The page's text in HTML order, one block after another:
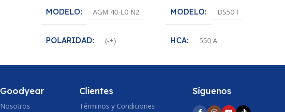
MODELO AGM 40-L0 N2
POLARIDAD (-+)
MODELO DS50 I
HCA 550 A
VOLTAJE
Goodyear
Nosotros
Clientes
Términos y Condiciones
Síguenos